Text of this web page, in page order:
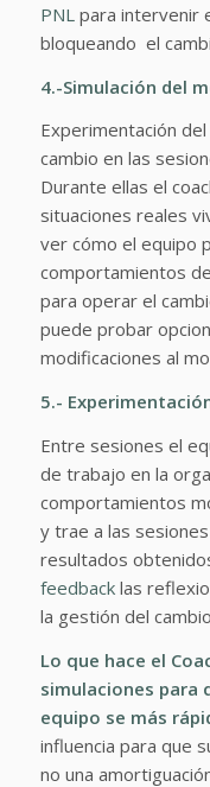
PNL para intervenir
bloqueando el
4.-Simulación del
Experimentación
cambio en las
Durante ellas el
situaciones reales
ver cómo el equipo
comportamientos
para operar el
puede probar
modificaciones al
5.-
Entre sesiones el
de trabajo en la
comportamientos
y trae a las
resultados
feedbacklas
la gestión del
Lo que hace el
simulaciones para
equipo se más
influencia para que
no una